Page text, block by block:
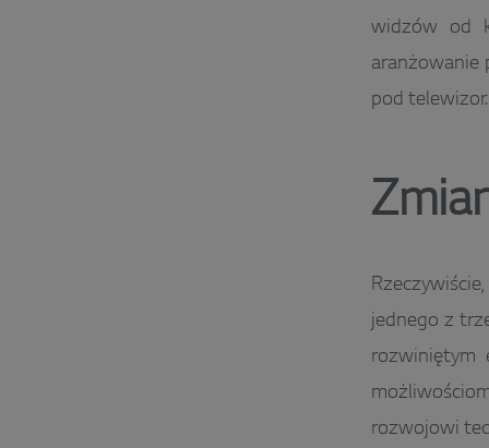
widzów od
aranżowanie
pod telewizor.
jednego z
rozwiniętym
rozwojowi